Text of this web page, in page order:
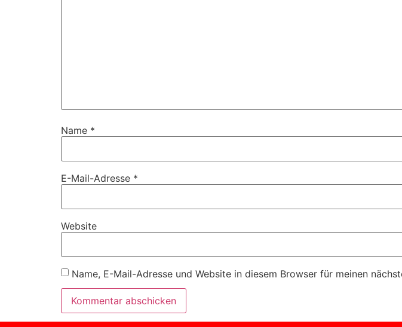
Name *
E-Mail-Adresse *
Website
Name, E-Mail-Adresse und Website in diesem Browser für meinen